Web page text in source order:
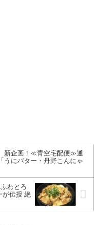
新企画！≪青空宅配便≫通
うにバター・丹野こんにゃ
わとろ
が伝授 絶